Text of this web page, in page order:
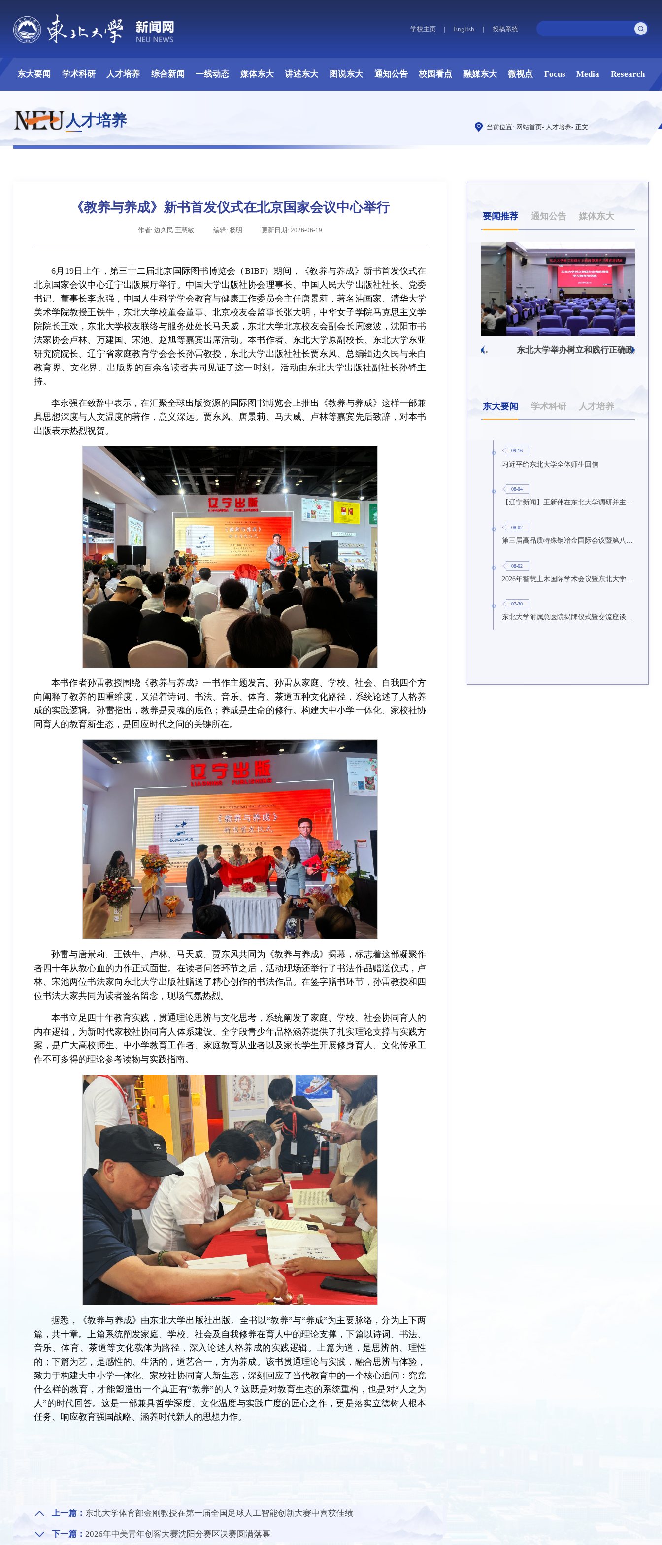
学校主页 | English | 投稿系统
东大要闻 学术科研 人才培养 综合新闻 一线动态 媒体东大 讲述东大 图说东大 通知公告 校园看点 融媒东大 微视点 Focus Media Research
人才培养 当前位置: 网站首页- 人才培养- 正文
《教养与养成》新书首发仪式在北京国家会议中心举行
作者: 边久民 王慧敏 编辑: 杨明 更新日期: 2026-06-19
6月19日上午，第三十二届北京国际图书博览会（BIBF）期间，《教养与养成》新书首发仪式在
北京国家会议中心辽宁出版展厅举行。中国大学出版社协会理事长、中国人民大学出版社社长、党委
书记、董事长李永强，中国人生科学学会教育与健康工作委员会主任唐景莉，著名油画家、清华大学
美术学院教授王铁牛，东北大学校董会董事、北京校友会监事长张大明，中华女子学院马克思主义学
院院长王欢，东北大学校友联络与服务处处长马天威，东北大学北京校友会副会长周凌波，沈阳市书
法家协会卢林、万建国、宋池、赵旭等嘉宾出席活动。本书作者、东北大学原副校长、东北大学东亚
研究院院长、辽宁省家庭教育学会会长孙雷教授，东北大学出版社社长贾东风、总编辑边久民与来自
教育界、文化界、出版界的百余名读者共同见证了这一时刻。活动由东北大学出版社副社长孙锋主
持。
李永强在致辞中表示，在汇聚全球出版资源的国际图书博览会上推出《教养与养成》这样一部兼
具思想深度与人文温度的著作，意义深远。贾东风、唐景莉、马天威、卢林等嘉宾先后致辞，对本书
出版表示热烈祝贺。
本书作者孙雷教授围绕《教养与养成》一书作主题发言。孙雷从家庭、学校、社会、自我四个方
向阐释了教养的四重维度，又沿着诗词、书法、音乐、体育、茶道五种文化路径，系统论述了人格养
成的实践逻辑。孙雷指出，教养是灵魂的底色；养成是生命的修行。构建大中小学一体化、家校社协
同育人的教育新生态，是回应时代之问的关键所在。
孙雷与唐景莉、王铁牛、卢林、马天威、贾东风共同为《教养与养成》揭幕，标志着这部凝聚作
者四十年从教心血的力作正式面世。在读者问答环节之后，活动现场还举行了书法作品赠送仪式，卢
林、宋池两位书法家向东北大学出版社赠送了精心创作的书法作品。在签字赠书环节，孙雷教授和四
位书法大家共同为读者签名留念，现场气氛热烈。
本书立足四十年教育实践，贯通理论思辨与文化思考，系统阐发了家庭、学校、社会协同育人的
内在逻辑，为新时代家校社协同育人体系建设、全学段青少年品格涵养提供了扎实理论支撑与实践方
案，是广大高校师生、中小学教育工作者、家庭教育从业者以及家长学生开展修身育人、文化传承工
作不可多得的理论参考读物与实践指南。
据悉，《教养与养成》由东北大学出版社出版。全书以“教养”与“养成”为主要脉络，分为上下两
篇，共十章。上篇系统阐发家庭、学校、社会及自我修养在育人中的理论支撑，下篇以诗词、书法、
音乐、体育、茶道等文化载体为路径，深入论述人格养成的实践逻辑。上篇为道，是思辨的、理性
的；下篇为艺，是感性的、生活的，道艺合一，方为养成。该书贯通理论与实践，融合思辨与体验，
致力于构建大中小学一体化、家校社协同育人新生态，深刻回应了当代教育中的一个核心追问：究竟
什么样的教育，才能塑造出一个真正有“教养”的人？这既是对教育生态的系统重构，也是对“人之为
人”的时代回答。这是一部兼具哲学深度、文化温度与实践广度的匠心之作，更是落实立德树人根本
任务、响应教育强国战略、涵养时代新人的思想力作。
上一篇： 东北大学体育部金刚教授在第一届全国足球人工智能创新大赛中喜获佳绩
下一篇： 2026年中美青年创客大赛沈阳分赛区决赛圆满落幕
要闻推荐 通知公告 媒体东大
辽宁省卓越工程师培养联合体在东北大学成立 习近平给东北大学全体师生回信 东北大学举办树立和践行正确政绩观学习教育培训班
东大要闻 学术科研 人才培养
09-16
习近平给东北大学全体师生回信
08-04
【辽宁新闻】王新伟在东北大学调研并主持召开座谈会
08-02
08-02
07-30
东北大学附属总医院揭牌仪式暨交流座谈会举行